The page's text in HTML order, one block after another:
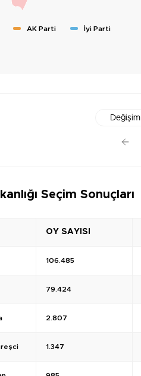
AK Parti İyi Parti
Değişim
Seçim Sonuçları
OY SAYISI
106.485
79.424
2.807
1.347